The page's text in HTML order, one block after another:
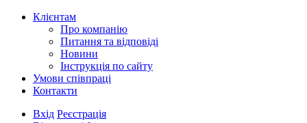
Клієнтам
Про компанію
Питання та відповіді
Новини
Інструкція по сайту
Умови співпраці
Контакти
Вхід Реєстрація